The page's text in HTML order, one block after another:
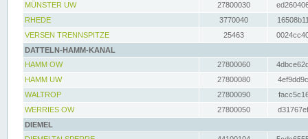
MÜNSTER UW
27800030
RHEDE
3770040
VERSEN TRENNSPITZE
25463
DATTELN-HAMM-KANAL
HAMM OW
27800060
HAMM UW
27800080
WALTROP
27800090
WERRIES OW
27800050
DIEMEL